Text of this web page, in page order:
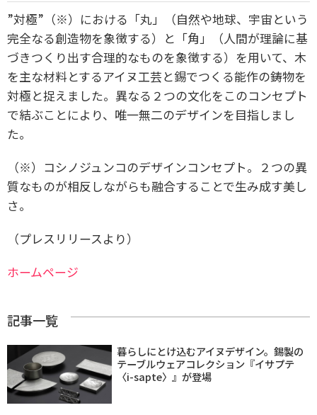
”対極”（※）における「丸」（自然や地球、宇宙という
完全なる創造物を象徴する）と「角」（人間が理論に基
づきつくり出す合理的なものを象徴する）を用いて、木
を主な材料とするアイヌ工芸と錫でつくる能作の鋳物を
対極と捉えました。異なる２つの文化をこのコンセプト
で結ぶことにより、唯一無二のデザインを目指しまし
た。
（※）コシノジュンコのデザインコンセプト。２つの異
質なものが相反しながらも融合することで生み成す美し
さ。
（プレスリリースより）
ホームページ
記事一覧
暮らしにとけ込むアイヌデザイン。錫製の
テーブルウェアコレクション『イサプテ
〈i-sapte〉』が登場